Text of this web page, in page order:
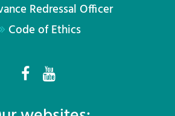
Redressal Officer
Code of Ethics